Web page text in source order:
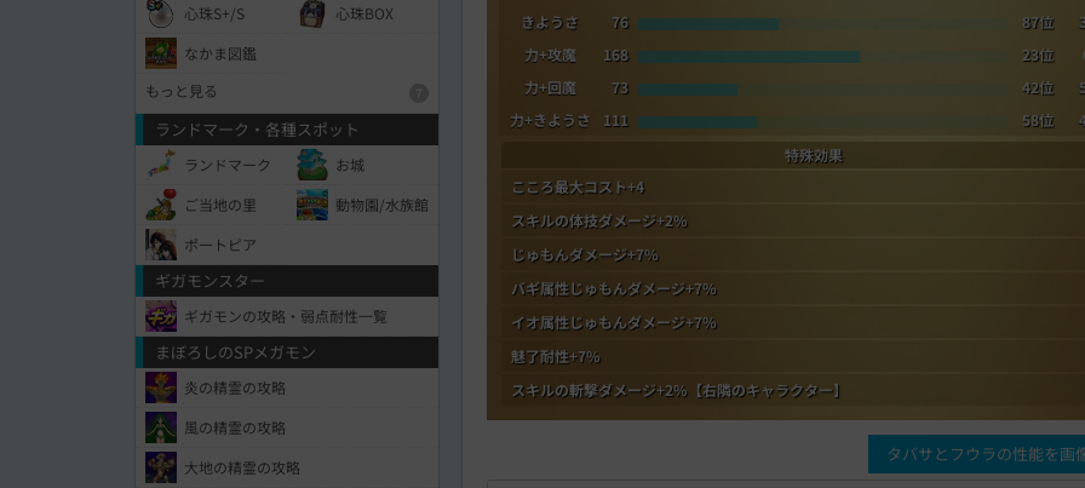
きようさ
76 87位
力+攻魔
168 23位
力+回魔
73 42位
力+きようさ
111 58位
特殊効果
こころ最大コスト+4
スキルの体技ダメージ+2%
じゅもんダメージ+7%
バギ属性じゅもんダメージ+7%
イオ属性じゅもんダメージ+7%
魅了耐性+7%
スキルの斬撃ダメージ+2%【右隣のキャラクター】
タバサとフウラの性能を画
心珠S+/S
心珠BOX
なかま図鑑
もっと見る
ランドマーク・各種スポット
ランドマーク
お城
ご当地の里
動物園/水族館
ポートピア
ギガモンスター
ギガモンの攻略・弱点耐性一覧
まぼろしのSPメガモン
炎の精霊の攻略
風の精霊の攻略
大地の精霊の攻略